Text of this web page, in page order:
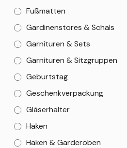
Fußmatten
Gardinenstores & Schals
Garnituren & Sets
Garnituren & Sitzgruppen
Geburtstag
Geschenkverpackung
Gläserhalter
Haken
Haken & Garderoben